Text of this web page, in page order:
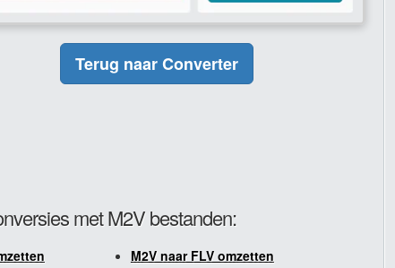
Terug naar Converter
met M2V bestanden:
M2V naar FLV omzetten